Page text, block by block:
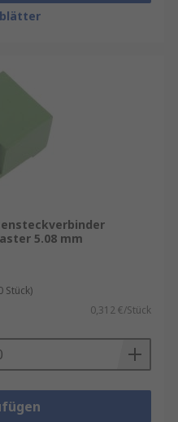
5.08 mm
Stück)
0,312 €/Stück